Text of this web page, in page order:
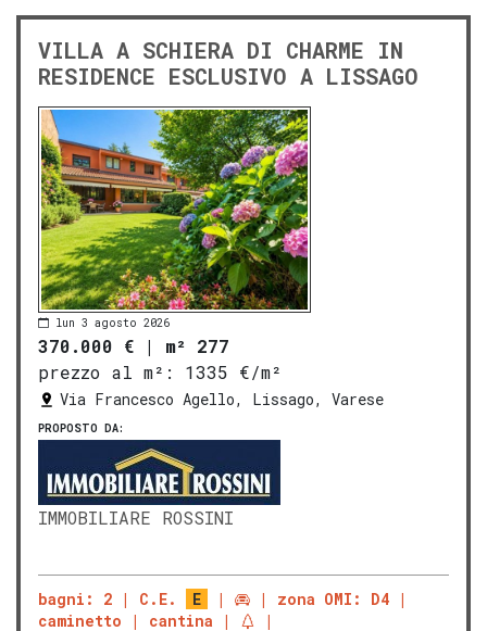
VILLA A SCHIERA DI CHARME IN
RESIDENCE ESCLUSIVO A LISSAGO
lun 3 agosto 2026
370.000 € | m² 277
prezzo al m²:
1335 €/m²
Via Francesco Agello, Lissago, Varese
PROPOSTO DA:
IMMOBILIARE ROSSINI
bagni: 2 C.E. E
zona OMI: D4
caminetto
cantina